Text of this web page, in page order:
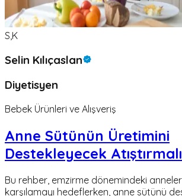
S,K
Selin Kılıçaslan
Diyetisyen
Bebek Ürünleri ve Alışveriş
Anne Sütünün Üretimini
Destekleyecek
Bu rehber, emzirme dönemindeki
karşılamayı hedeflerken, anne sütünü